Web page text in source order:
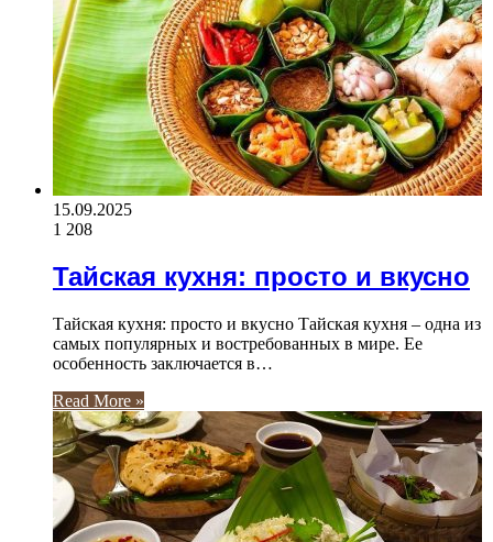
15.09.2025
1 208
Тайская кухня: просто и вкусно
Тайская кухня: просто и вкусно Тайская кухня – одна из
самых популярных и востребованных в мире. Ее
особенность заключается в…
Read More »